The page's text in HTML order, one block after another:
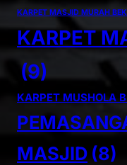
KARPET MASJID MURAH
KARPET
(9)
KARPET MUSHOLA
MASJID (8)